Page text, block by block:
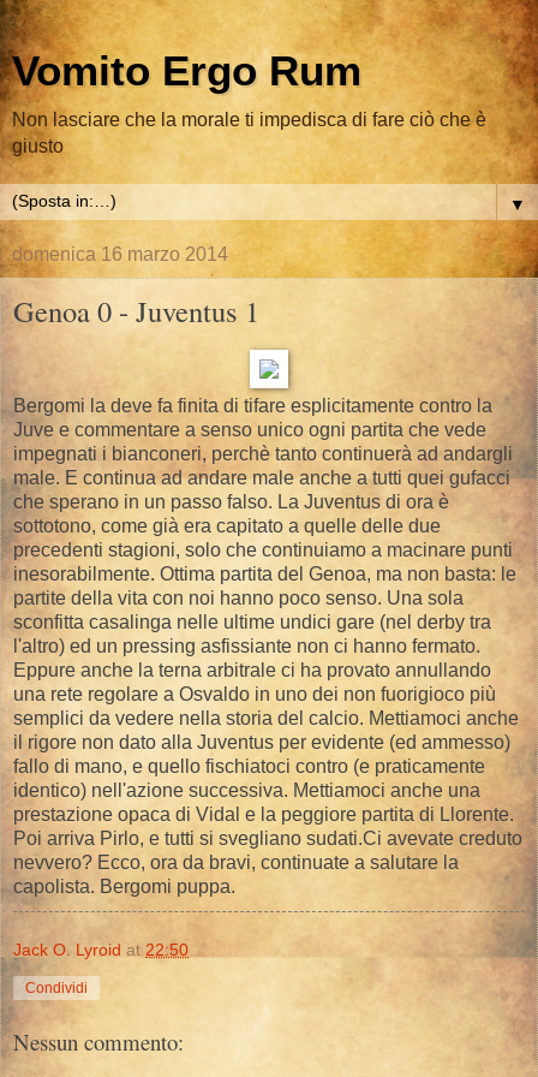
Vomito Ergo Rum
Non lasciare che la morale ti impedisca di fare ciò che è
giusto
▼
domenica 16 marzo 2014
Genoa 0 - Juventus 1
Bergomi la deve fa finita di tifare esplicitamente contro la
Juve e commentare a senso unico ogni partita che vede
impegnati i bianconeri, perchè tanto continuerà ad andargli
male. E continua ad andare male anche a tutti quei gufacci
che sperano in un passo falso. La Juventus di ora è
sottotono, come già era capitato a quelle delle due
precedenti stagioni, solo che continuiamo a macinare punti
inesorabilmente. Ottima partita del Genoa, ma non basta: le
partite della vita con noi hanno poco senso. Una sola
sconfitta casalinga nelle ultime undici gare (nel derby tra
l'altro) ed un pressing asfissiante non ci hanno fermato.
Eppure anche la terna arbitrale ci ha provato annullando
una rete regolare a Osvaldo in uno dei non fuorigioco più
semplici da vedere nella storia del calcio. Mettiamoci anche
il rigore non dato alla Juventus per evidente (ed ammesso)
fallo di mano, e quello fischiatoci contro (e praticamente
identico) nell'azione successiva. Mettiamoci anche una
prestazione opaca di Vidal e la peggiore partita di Llorente.
Poi arriva Pirlo, e tutti si svegliano sudati.Ci avevate creduto
nevvero? Ecco, ora da bravi, continuate a salutare la
capolista. Bergomi puppa.
Jack O. Lyroid at 22:50
Condividi
Nessun commento: